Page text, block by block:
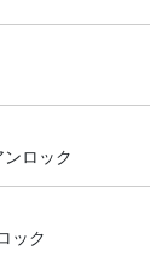
ロック
ック